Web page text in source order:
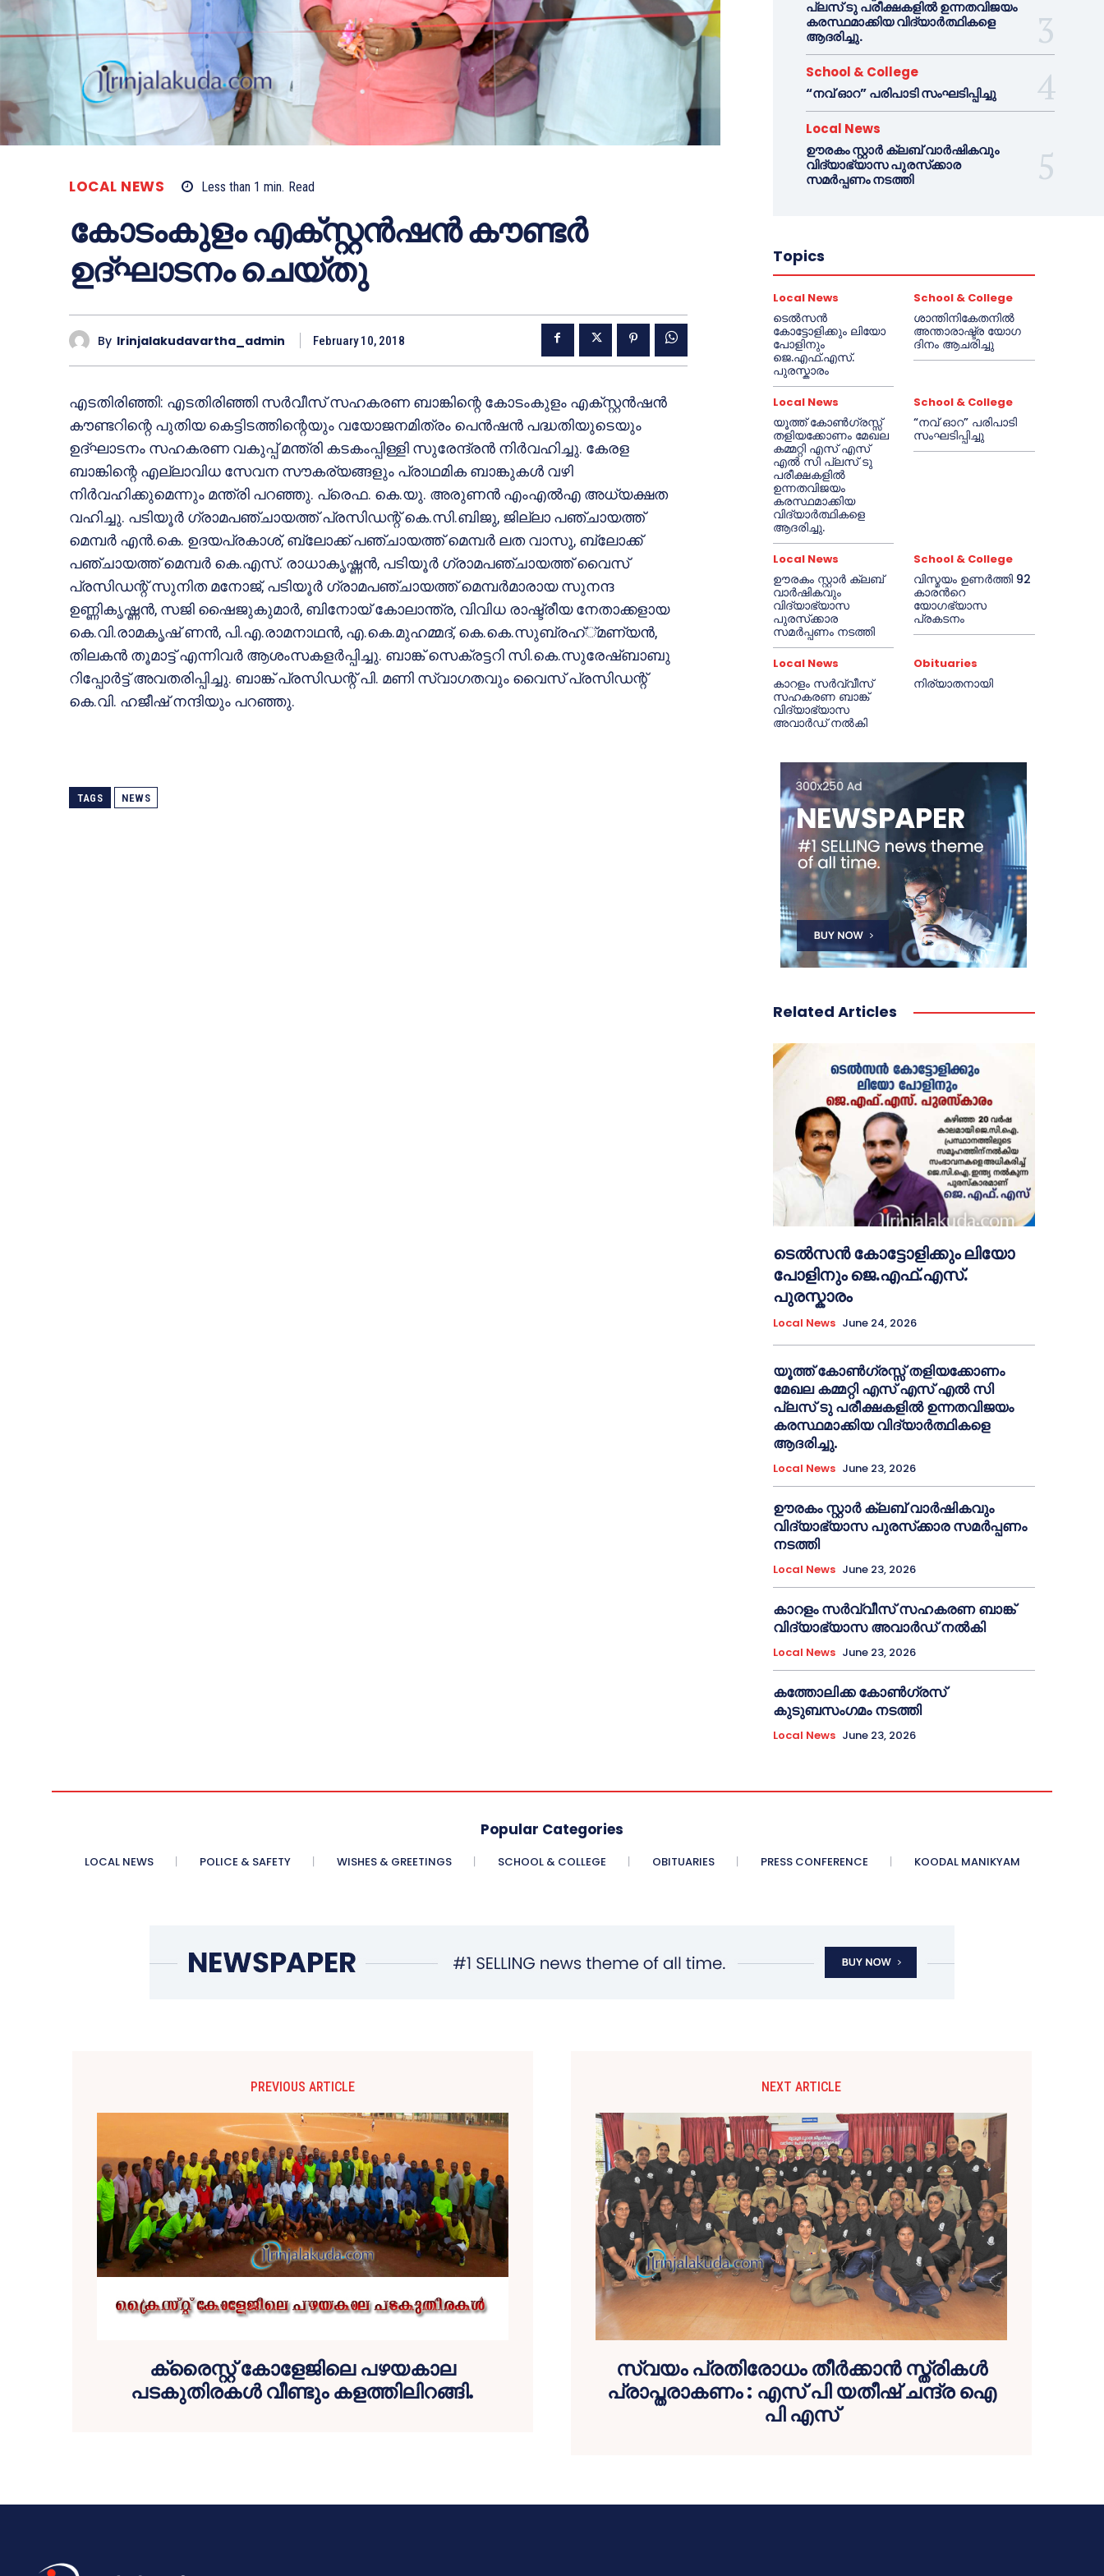
LOCAL NEWS Less than 1 min. Read
കോടംകുളം എക്സ്റ്റന്‍ഷന്‍ കൗണ്ടര്‍
ഉദ്ഘാടനം ചെയ്തു
By Irinjalakudavartha_admin February 10, 2018
എടതിരിഞ്ഞി: എടതിരിഞ്ഞി സര്‍വീസ് സഹകരണ ബാങ്കിന്റെ കോടംകുളം എക്സ്റ്റന്‍ഷന്‍
കൗണ്ടറിന്റെ പുതിയ കെട്ടിടത്തിന്റെയും വയോജനമിത്രം പെന്‍ഷന്‍ പദ്ധതിയുടെയും
ഉദ്ഘാടനം സഹകരണ വകുപ്പ് മന്ത്രി കടകംപ്പിള്ളി സുരേന്ദ്രന്‍ നിര്‍വഹിച്ചു. കേരള
ബാങ്കിന്റെ എല്ലാവിധ സേവന സൗകര്യങ്ങളും പ്രാഥമിക ബാങ്കുകള്‍ വഴി
നിര്‍വഹിക്കുമെന്നും മന്ത്രി പറഞ്ഞു. പ്രെഫ. കെ.യു. അരുണന്‍ എംഎല്‍എ അധ്യക്ഷത
വഹിച്ചു. പടിയൂര്‍ ഗ്രാമപഞ്ചായത്ത് പ്രസിഡന്റ് കെ.സി.ബിജു, ജില്ലാ പഞ്ചായത്ത്
മെമ്പര്‍ എന്‍.കെ. ഉദയപ്രകാശ്, ബ്ലോക്ക് പഞ്ചായത്ത് മെമ്പര്‍ ലത വാസു, ബ്ലോക്ക്
പഞ്ചായത്ത് മെമ്പര്‍ കെ.എസ്. രാധാകൃഷ്ണന്‍, പടിയൂര്‍ ഗ്രാമപഞ്ചായത്ത് വൈസ്
പ്രസിഡന്റ് സുനിത മനോജ്, പടിയൂര്‍ ഗ്രാമപഞ്ചായത്ത് മെമ്പര്‍മാരായ സുനന്ദ
ഉണ്ണികൃഷ്ണന്‍, സജി ഷൈജുകുമാര്‍, ബിനോയ് കോലാന്ത്ര, വിവിധ രാഷ്ട്രീയ നേതാക്കളായ
കെ.വി.രാമകൃഷ് ണന്‍, പി.എ.രാമനാഥന്‍, എ.കെ.മുഹമ്മദ്, കെ.കെ.സുബ്രഹ്്മണ്യന്‍,
തിലകന്‍ തൂമാട്ട് എന്നിവര്‍ ആശംസകളര്‍പ്പിച്ചു. ബാങ്ക് സെക്രട്ടറി സി.കെ.സുരേഷ്ബാബു
റിപ്പോര്‍ട്ട് അവതരിപ്പിച്ചു. ബാങ്ക് പ്രസിഡന്റ് പി. മണി സ്വാഗതവും വൈസ് പ്രസിഡന്റ്
കെ.വി. ഹജീഷ് നന്ദിയും പറഞ്ഞു.
TAGS NEWS
പ്ലസ് ടു പരീക്ഷകളിൽ ഉന്നതവിജയം
കരസ്ഥമാക്കിയ വിദ്യാർത്ഥികളെ
ആദരിച്ചു.
School & College
“നവ് ഓറ” പരിപാടി സംഘടിപ്പിച്ചു
Local News
ഊരകം സ്റ്റാർ ക്ലബ് വാർഷികവും
വിദ്യാഭ്യാസ പുരസ്‌ക്കാര
സമർപ്പണം നടത്തി
Topics
Local News
ടെൽസൻ
കോട്ടോളിക്കും ലിയോ
പോളിനും
ജെ.എഫ്.എസ്.
പുരസ്കാരം
School & College
ശാന്തിനികേതനിൽ
അന്താരാഷ്ട്ര യോഗ
ദിനം ആചരിച്ചു
Local News
യൂത്ത് കോൺഗ്രസ്സ്
തളിയക്കോണം മേഖല
കമ്മറ്റി എസ് എസ്
എൽ സി പ്ലസ് ടു
പരീക്ഷകളിൽ
ഉന്നതവിജയം
കരസ്ഥമാക്കിയ
വിദ്യാർത്ഥികളെ
ആദരിച്ചു.
School & College
“നവ് ഓറ” പരിപാടി
സംഘടിപ്പിച്ചു
Local News
ഊരകം സ്റ്റാർ ക്ലബ്
വാർഷികവും
വിദ്യാഭ്യാസ
പുരസ്‌ക്കാര
സമർപ്പണം നടത്തി
School & College
വിസ്മയം ഉണർത്തി 92
കാരൻറെ
യോഗഭ്യാസ
പ്രകടനം
Local News
കാറളം സർവ്വീസ്
സഹകരണ ബാങ്ക്
വിദ്യാഭ്യാസ
അവാർഡ് നൽകി
Obituaries
നിര്യാതനായി
Related Articles
ടെൽസൻ കോട്ടോളിക്കും ലിയോ
പോളിനും ജെ.എഫ്.എസ്.
പുരസ്കാരം
Local News June 24, 2026
യൂത്ത് കോൺഗ്രസ്സ് തളിയക്കോണം
മേഖല കമ്മറ്റി എസ് എസ് എൽ സി
പ്ലസ് ടു പരീക്ഷകളിൽ ഉന്നതവിജയം
കരസ്ഥമാക്കിയ വിദ്യാർത്ഥികളെ
ആദരിച്ചു.
Local News June 23, 2026
ഊരകം സ്റ്റാർ ക്ലബ് വാർഷികവും
വിദ്യാഭ്യാസ പുരസ്‌ക്കാര സമർപ്പണം
നടത്തി
Local News June 23, 2026
കാറളം സർവ്വീസ് സഹകരണ ബാങ്ക്
വിദ്യാഭ്യാസ അവാർഡ് നൽകി
Local News June 23, 2026
കത്തോലിക്ക കോൺഗ്രസ്
കുടുബസംഗമം നടത്തി
Local News June 23, 2026
Popular Categories
LOCAL NEWS POLICE & SAFETY WISHES & GREETINGS SCHOOL & COLLEGE OBITUARIES PRESS CONFERENCE KOODAL MANIKYAM
PREVIOUS ARTICLE
ക്രൈസ്റ്റ് കോളേജിലെ പഴയകാല
പടകുതിരകള്‍ വീണ്ടും കളത്തിലിറങ്ങി.
NEXT ARTICLE
സ്വയം പ്രതിരോധം തീര്‍ക്കാന്‍ സ്ത്രികള്‍
പ്രാപ്തരാകണം : എസ് പി യതീഷ് ചന്ദ്ര ഐ
പി എസ്